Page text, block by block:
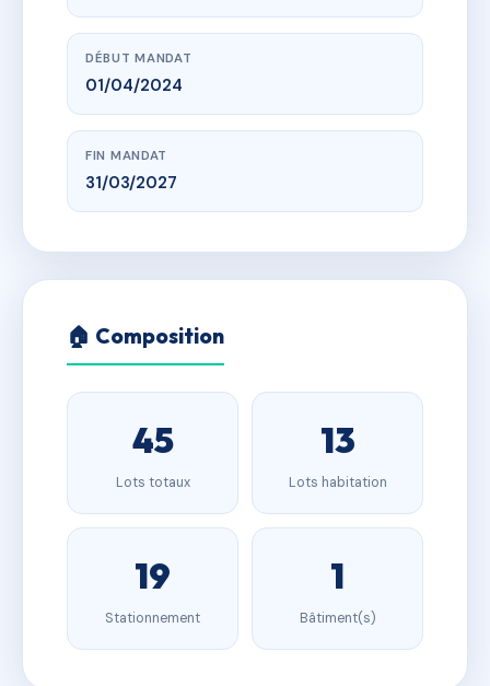
DÉBUT MANDAT
01/04/2024
FIN MANDAT
31/03/2027
🏠 Composition
45
Lots totaux
13
Lots habitation
19
Stationnement
1
Bâtiment(s)